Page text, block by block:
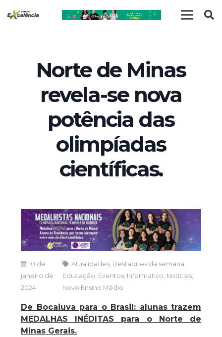
Norte de Minas
revela-se nova
potência das
olimpíadas
científicas.
10 de
janeiro de
2024
Atualidades, Destaques da semana,
Educação, Eventos, Informativo, Notícias,
Novo Ensino Médio
De Bocaiuva para o Brasil: alunas trazem
MEDALHAS INÉDITAS para o Norte de
Minas Gerais.